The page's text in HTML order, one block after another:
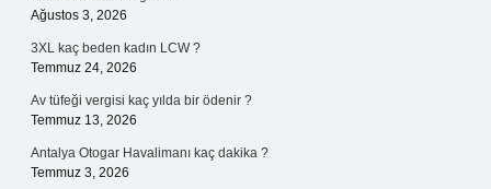
Ağustos 3, 2026
3XL kaç beden kadın LCW ?
Temmuz 24, 2026
Av tüfeği vergisi kaç yılda bir ödenir ?
Temmuz 13, 2026
Antalya Otogar Havalimanı kaç dakika ?
Temmuz 3, 2026